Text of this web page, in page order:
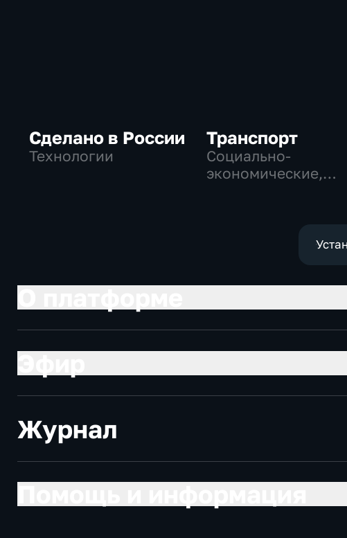
Сделано в России
Технологии
Транспорт
Социально-
экономические,
Журнал